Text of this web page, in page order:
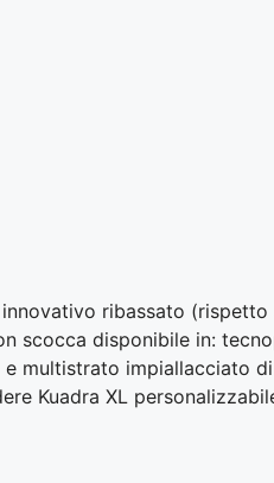
ribassato
scocca disponibile in:
multistrato impiallacciato
Kuadra XL